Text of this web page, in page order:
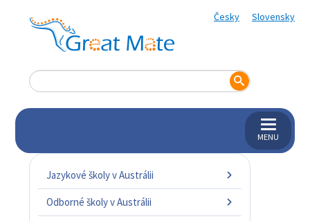
Česky Slovensky
MENU
Jazykové školy v Austrálii
Odborné školy v Austrálii